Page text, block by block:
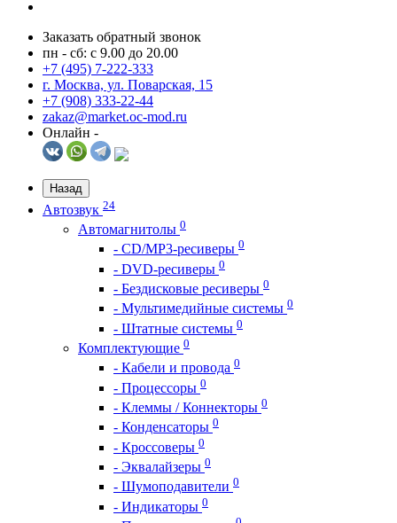
Заказать обратный звонок
пн - сб: с 9.00 до 20.00
+7 (495) 7-222-333
г. Москва, ул. Поварская, 15
+7 (908) 333-22-44
zakaz@market.oc-mod.ru
Онлайн -
Назад
Автозвук 24
Автомагнитолы 0
- CD/MP3-ресиверы 0
- DVD-ресиверы 0
- Бездисковые ресиверы 0
- Мультимедийные системы 0
- Штатные системы 0
Комплектующие 0
- Кабели и провода 0
- Процессоры 0
- Клеммы / Коннекторы 0
- Конденсаторы 0
- Кроссоверы 0
- Эквалайзеры 0
- Шумоподавители 0
- Индикаторы 0